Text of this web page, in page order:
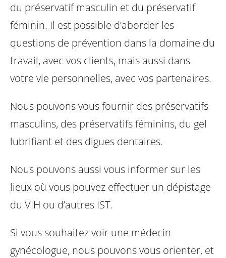
du préservatif masculin et du préservatif
féminin. Il est possible d’aborder les
questions de prévention dans la domaine du
travail, avec vos clients, mais aussi dans
votre vie personnelles, avec vos partenaires.
Nous pouvons vous fournir des préservatifs
masculins, des préservatifs féminins, du gel
lubrifiant et des digues dentaires.
Nous pouvons aussi vous informer sur les
lieux où vous pouvez effectuer un dépistage
du VIH ou d’autres IST.
Si vous souhaitez voir une médecin
gynécologue, nous pouvons vous orienter, et